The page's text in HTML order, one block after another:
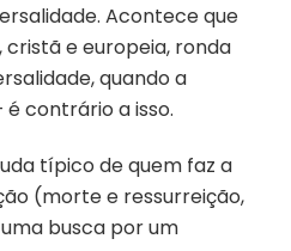
Acontece que
cristã e europeia, ronda
quando a
contrário a isso.
típico de quem faz a
(morte e ressurreição,
busca por um